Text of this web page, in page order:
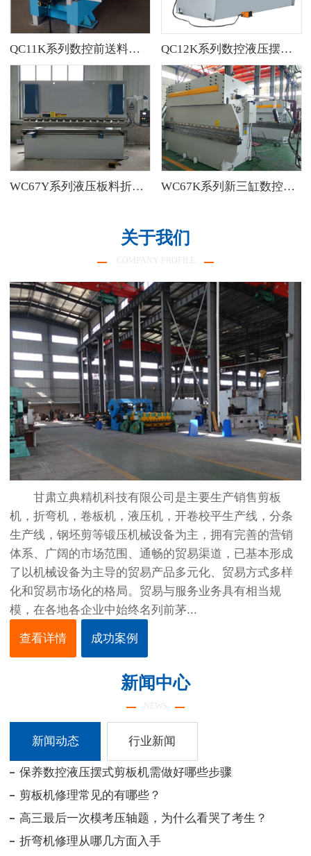
QC11K系列数控前送料剪板机 QC12K系列数控液压摆式剪板机
WC67Y系列液压板料折弯机 WC67K系列新三缸数控液压板料折弯机
关于我们
COMPANY PROFILE
甘肃立典精机科技有限公司是主要生产销售剪板
机，折弯机，卷板机，液压机，开卷校平生产线，分条
生产线，钢坯剪等锻压机械设备为主，拥有完善的营销
体系、广阔的市场范围、通畅的贸易渠道，已基本形成
了以机械设备为主导的贸易产品多元化、贸易方式多样
化和贸易市场化的格局。贸易与服务业务具有相当规
模，在各地各企业中始终名列前茅...
查看详情 成功案例
新闻中心
NEWS
新闻动态 行业新闻
保养数控液压摆式剪板机需做好哪些步骤
剪板机修理常见的有哪些？
高三最后一次模考压轴题，为什么看哭了考生？
折弯机修理从哪几方面入手